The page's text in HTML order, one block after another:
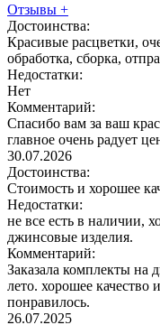
Отзывы +
Достоинства:
Красивые расцветки,
обработка, сборка,
Недостатки:
Нет
Комментарий:
Спасибо вам за ваш
главное очень радует
30.07.2026
Достоинства:
Стоимость и хорошее
Недостатки:
не все есть в наличии,
джинсовые изделия.
Комментарий:
Заказала комплекты на
лето. хорошее
понравилось.
26.07.2025